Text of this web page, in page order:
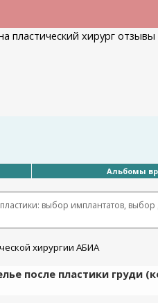
Альбомы
выбор имплантатов,
после пластики груди